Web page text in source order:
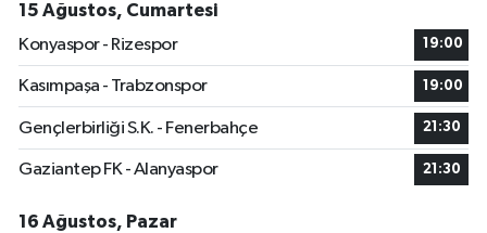
15 Ağustos, Cumartesi
Konyaspor - Rizespor
19:00
Kasımpaşa - Trabzonspor 19:00
Gençlerbirliği S.K. - Fenerbahçe 21:30
Gaziantep FK - Alanyaspor 21:30
16 Ağustos, Pazar